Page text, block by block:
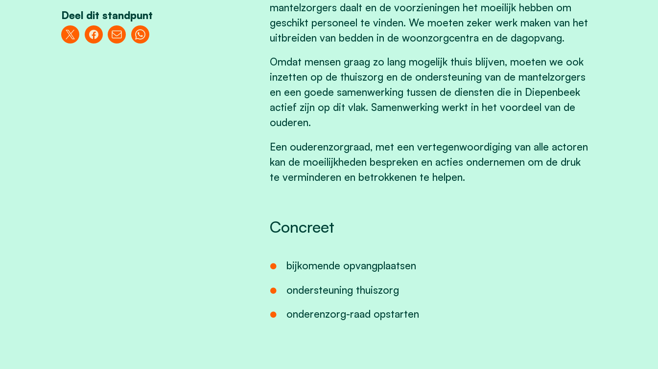
Deel dit standpunt
mantelzorgers daalt en de voorzieningen het moeilijk hebben om
geschikt personeel te vinden. We moeten zeker werk maken van het
uitbreiden van bedden in de woonzorgcentra en de dagopvang.
Omdat mensen graag zo lang mogelijk thuis blijven, moeten we ook
inzetten op de thuiszorg en de ondersteuning van de mantelzorgers
en een goede samenwerking tussen de diensten die in Diepenbeek
actief zijn op dit vlak. Samenwerking werkt in het voordeel van de
ouderen.
Een ouderenzorgraad, met een vertegenwoordiging van alle actoren
kan de moeilijkheden bespreken en acties ondernemen om de druk
te verminderen en betrokkenen te helpen.
Concreet
bijkomende opvangplaatsen
ondersteuning thuiszorg
onderenzorg-raad opstarten